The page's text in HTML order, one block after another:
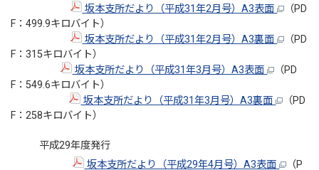
坂本支所だより（平成31年2月号）A3表面
（PD
F：499.9キロバイト）
坂本支所だより（平成31年2月号）A3裏面
（PD
F：315キロバイト）
坂本支所だより（平成31年3月号）A3表面
（PD
F：549.6キロバイト）
坂本支所だより（平成31年3月号）A3裏面
（PD
F：258キロバイト）
平成29年度発行
坂本支所だより（平成29年4月号）A3表面
（P